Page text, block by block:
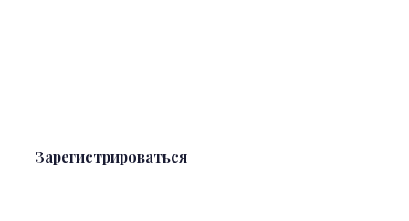
Зарегистрироваться